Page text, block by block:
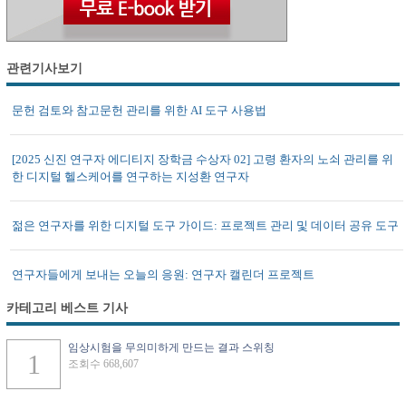
관련기사보기
문헌 검토와 참고문헌 관리를 위한 AI 도구 사용법
[2025 신진 연구자 에디티지 장학금 수상자 02] 고령 환자의 노쇠 관리를 위
한 디지털 헬스케어를 연구하는 지성환 연구자
젊은 연구자를 위한 디지털 도구 가이드: 프로젝트 관리 및 데이터 공유 도구
연구자들에게 보내는 오늘의 응원: 연구자 캘린더 프로젝트
카테고리 베스트 기사
임상시험을 무의미하게 만드는 결과 스위칭
조회수 668,607